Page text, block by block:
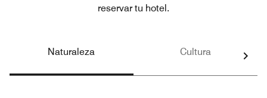
reservar tu hotel.
Naturaleza Cultura